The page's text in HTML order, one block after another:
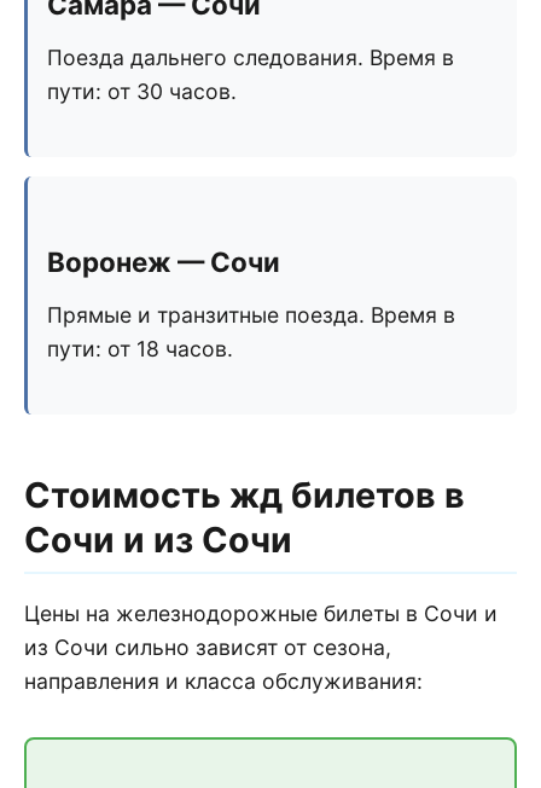
Поезда дальнего следования. Время в
пути: от 30 часов.
Воронеж — Сочи
Прямые и транзитные поезда. Время в
пути: от 18 часов.
Стоимость жд билетов в
Сочи и из Сочи
Цены на железнодорожные билеты в Сочи и
из Сочи сильно зависят от сезона,
направления и класса обслуживания: